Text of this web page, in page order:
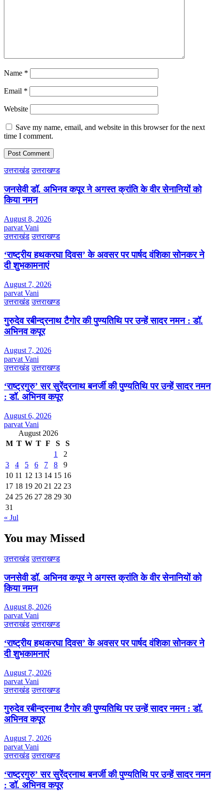
Name *
Email *
Website
Save my name, email, and website in this browser for the next
time I comment.
उत्तराखंड उत्तराखण्ड
जनसेवी डॉ. अभिनव कपूर ने अगस्त क्रांति के वीर सेनानियों को
किया नमन
August 8, 2026
parvat Vani
उत्तराखंड उत्तराखण्ड
‘राष्ट्रीय हथकरघा दिवस’ के अवसर पर पार्षद वंशिका सोनकर ने
दी शुभकामनाएं
August 7, 2026
parvat Vani
उत्तराखंड उत्तराखण्ड
गुरुदेव रबीन्द्रनाथ टैगोर की पुण्यतिथि पर उन्हें सादर नमन : डॉ.
अभिनव कपूर
August 7, 2026
parvat Vani
उत्तराखंड उत्तराखण्ड
‘राष्ट्रगुरु’ सर सुरेंद्रनाथ बनर्जी की पुण्यतिथि पर उन्हें सादर नमन
: डॉ. अभिनव कपूर
August 6, 2026
parvat Vani
August 2026
M T W T F S
S
1
2
3
4 5 6 7 8
9
10 11 12 13 14 15 16
17 18 19 20 21 22 23
24 25 26 27 28 29 30
31
« Jul
You may Missed
उत्तराखंड उत्तराखण्ड
जनसेवी डॉ. अभिनव कपूर ने अगस्त क्रांति के वीर सेनानियों को
किया नमन
August 8, 2026
parvat Vani
उत्तराखंड उत्तराखण्ड
‘राष्ट्रीय हथकरघा दिवस’ के अवसर पर पार्षद वंशिका सोनकर ने
दी शुभकामनाएं
August 7, 2026
parvat Vani
उत्तराखंड उत्तराखण्ड
गुरुदेव रबीन्द्रनाथ टैगोर की पुण्यतिथि पर उन्हें सादर नमन : डॉ.
अभिनव कपूर
August 7, 2026
parvat Vani
उत्तराखंड उत्तराखण्ड
‘राष्ट्रगुरु’ सर सुरेंद्रनाथ बनर्जी की पुण्यतिथि पर उन्हें सादर नमन
: डॉ. अभिनव कपूर